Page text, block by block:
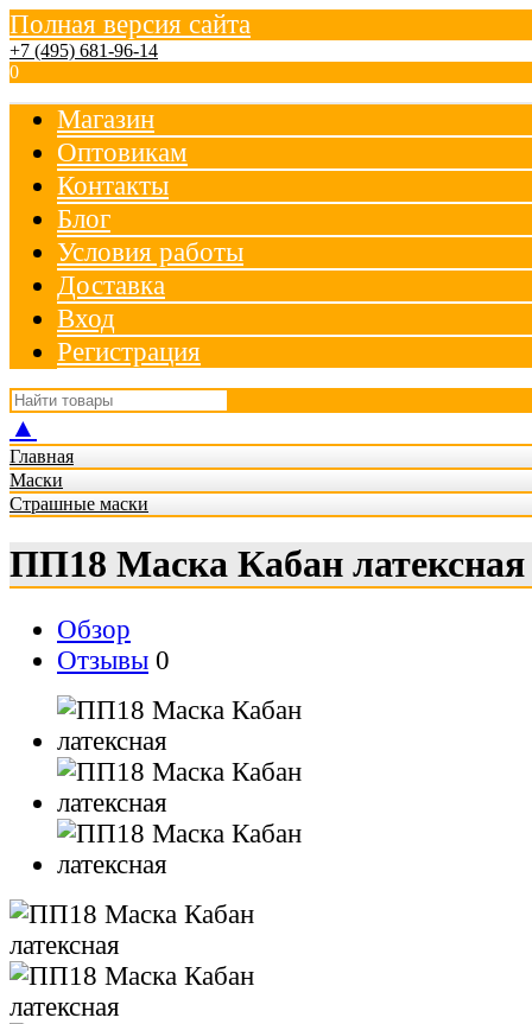
Полная версия сайта
+7 (495) 681-96-14
0
Магазин
Оптовикам
Контакты
Блог
Условия работы
Доставка
Вход
Регистрация
▲
Главная
Маски
Страшные маски
ПП18 Маска Кабан латексная
Обзор
Отзывы 0